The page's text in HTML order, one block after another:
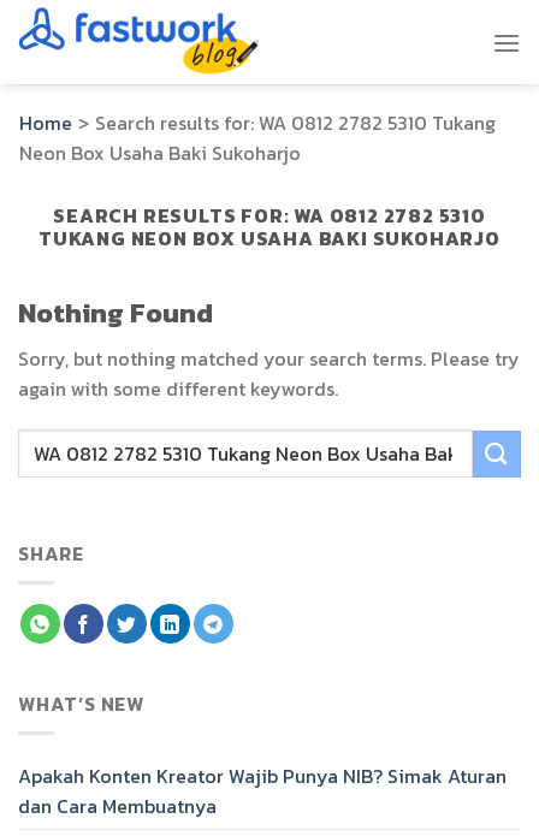
Skip
to
Home > Search results for:WA 0812 2782 5310 Tukang
Neon Box Usaha Baki Sukoharjo
SEARCH RESULTS FOR: WA 0812 2782 5310
TUKANG NEON BOX USAHA BAKI SUKOHARJO
Nothing Found
Sorry, but nothing matched your search terms. Please try
again with some different keywords.
SHARE
WHAT’S NEW
Apakah Konten Kreator Wajib Punya NIB? Simak Aturan
dan Cara Membuatnya